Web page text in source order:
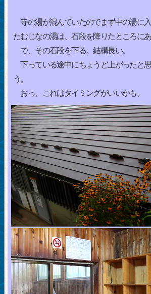
寺の湯が混んでいたのでまず中の湯に
たむじなの湯は、石段を降りたところにあ
で、その石段を下る。結構長い。
下っている途中にちょうど上がったと
う。
おっ、これはタイミングがいいかも。